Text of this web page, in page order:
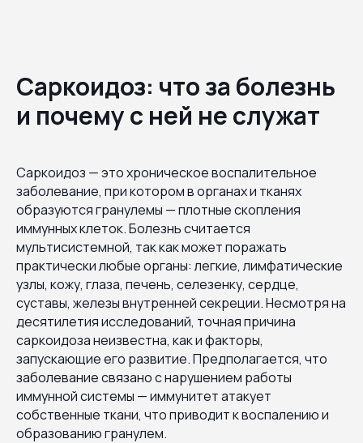
Саркоидоз: что за болезнь
и почему с ней не служат
Саркоидоз — это хроническое воспалительное
заболевание, при котором в органах и тканях
образуются гранулемы — плотные скопления
иммунных клеток. Болезнь считается
мультисистемной, так как может поражать
практически любые органы: легкие, лимфатические
узлы, кожу, глаза, печень, селезенку, сердце,
суставы, железы внутренней секреции. Несмотря на
десятилетия исследований, точная причина
саркоидоза неизвестна, как и факторы,
запускающие его развитие. Предполагается, что
заболевание связано с нарушением работы
иммунной системы — иммунитет атакует
собственные ткани, что приводит к воспалению и
образованию гранулем.